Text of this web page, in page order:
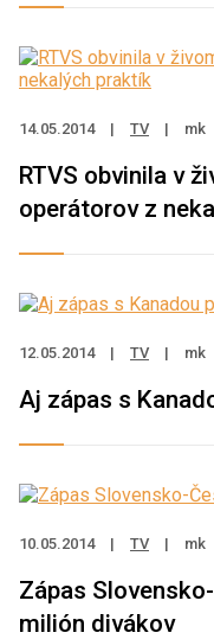
14.05.2014 | TV | mk
RTVS obvinila v
operátorov z
12.05.2014 | TV | mk
Aj zápas s
10.05.2014 | TV | mk
Zápas
milión divákov